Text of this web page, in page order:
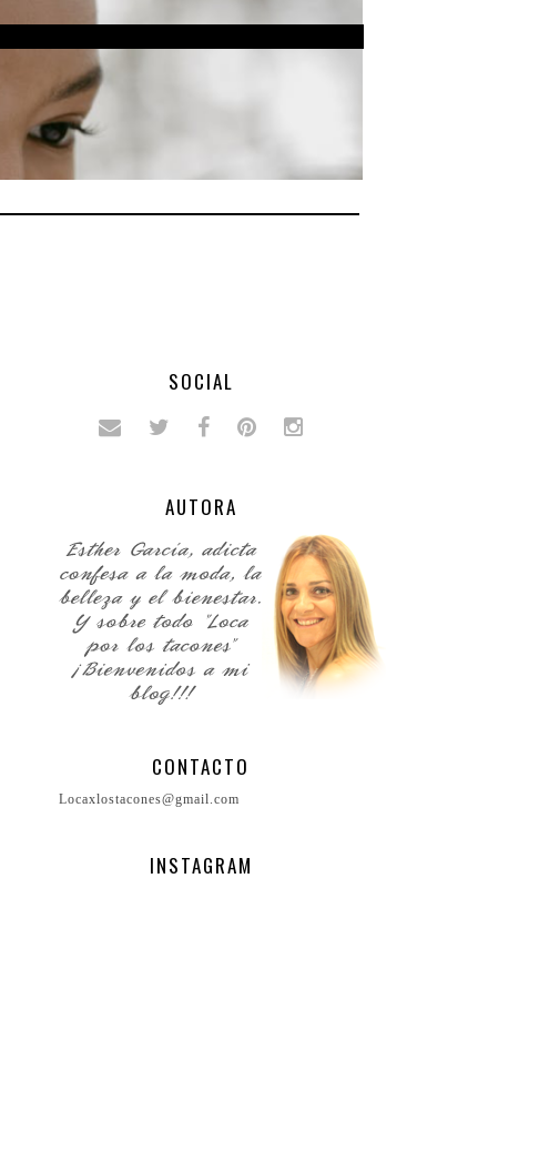
SOCIAL
AUTORA
CONTACTO
Locaxlostacones@gmail.com
INSTAGRAM